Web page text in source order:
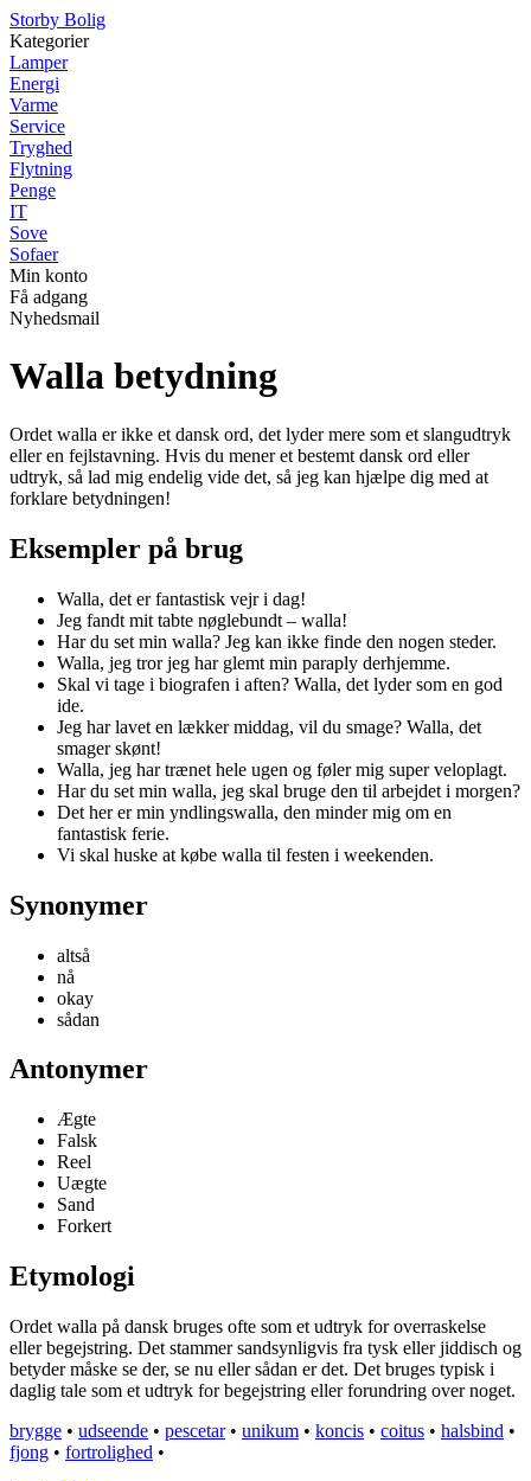
Storby Bolig
Kategorier
Lamper
Energi
Varme
Service
Tryghed
Flytning
Penge
IT
Sove
Sofaer
Min konto
Få adgang
Nyhedsmail
Walla betydning
Ordet walla er ikke et dansk ord, det lyder mere som et slangudtryk
eller en fejlstavning. Hvis du mener et bestemt dansk ord eller
udtryk, så lad mig endelig vide det, så jeg kan hjælpe dig med at
forklare betydningen!
Eksempler på brug
Walla, det er fantastisk vejr i dag!
Jeg fandt mit tabte nøglebundt – walla!
Har du set min walla? Jeg kan ikke finde den nogen steder.
Walla, jeg tror jeg har glemt min paraply derhjemme.
Skal vi tage i biografen i aften? Walla, det lyder som en god
ide.
Jeg har lavet en lækker middag, vil du smage? Walla, det
smager skønt!
Walla, jeg har trænet hele ugen og føler mig super veloplagt.
Har du set min walla, jeg skal bruge den til arbejdet i morgen?
Det her er min yndlingswalla, den minder mig om en
fantastisk ferie.
Vi skal huske at købe walla til festen i weekenden.
Synonymer
altså
nå
okay
sådan
Antonymer
Ægte
Falsk
Reel
Uægte
Sand
Forkert
Etymologi
Ordet walla på dansk bruges ofte som et udtryk for overraskelse
eller begejstring. Det stammer sandsynligvis fra tysk eller jiddisch og
betyder måske se der, se nu eller sådan er det. Det bruges typisk i
daglig tale som et udtryk for begejstring eller forundring over noget.
brygge • udseende • pescetar• unikum • koncis • coitus • halsbind •
fjong • fortrolighed •